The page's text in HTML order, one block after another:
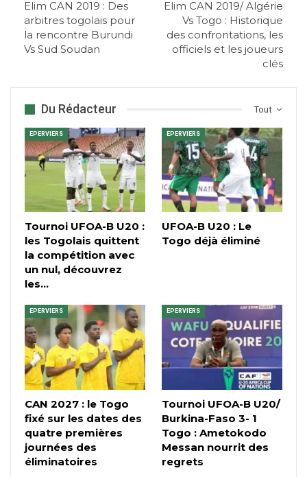
Elim CAN 2019 : Des
arbitres togolais pour
la rencontre Burundi
Vs Sud Soudan
Elim CAN 2019/ Algérie
Vs Togo : Historique
des confrontations, les
officiels et les joueurs
clés
Tout
Du Rédacteur
EPERVIERS
Tournoi UFOA-B U20 :
les Togolais quittent
la compétition avec
un nul, découvrez
les…
EPERVIERS
UFOA-B U20 : Le
Togo déjà éliminé
EPERVIERS
CAN 2027 : le Togo
fixé sur les dates des
quatre premières
journées des
éliminatoires
EPERVIERS
Tournoi UFOA-B U20/
Burkina-Faso 3- 1
Togo : Ametokodo
Messan nourrit des
regrets